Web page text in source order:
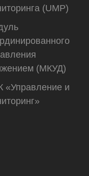
(UMP)
(МКУД)
«Управление и